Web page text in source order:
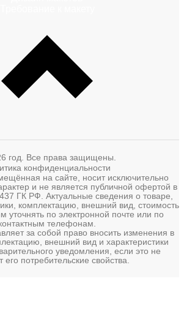
год. Все права защищены.
конфиденциальности
на сайте, носит исключительно
и не является публичной офертой в
437 ГК РФ. Актуальные сведения о товаре,
комплектацию, внешний вид, стоимость
уточнять по электронной почте или по
телефонам.
за собой право вносить изменения в
внешний вид и характеристики
уведомления, если это не
его потребительские свойства.